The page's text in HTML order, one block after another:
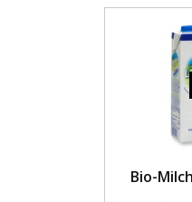
Bio-